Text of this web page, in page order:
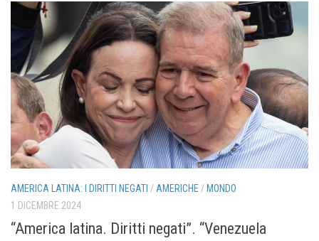
AMERICA LATINA: I DIRITTI NEGATI / AMERICHE / MONDO
1 DICEMBRE 2024
“America latina. Diritti negati”. “Venezuela